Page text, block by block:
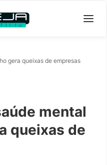
gera queixas de empresas
mental
queixas de